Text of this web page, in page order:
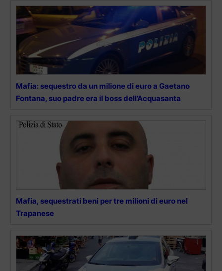
Mafia: sequestro da un milione di euro a Gaetano
Fontana, suo padre era il boss dell’Acquasanta
Mafia, sequestrati beni per tre milioni di euro nel
Trapanese